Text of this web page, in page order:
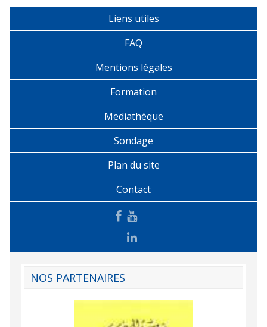
Liens utiles
FAQ
Mentions légales
Formation
Mediathèque
Sondage
Plan du site
Contact
NOS PARTENAIRES